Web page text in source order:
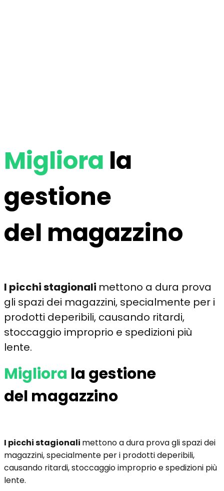
Migliora la
gestione
del magazzino
I picchi stagionali mettono a dura prova
gli spazi dei magazzini, specialmente per i
prodotti deperibili, causando ritardi,
stoccaggio improprio e spedizioni più
lente.
Migliora la gestione
del magazzino
I picchi stagionali mettono a dura prova gli spazi dei
magazzini, specialmente per i prodotti deperibili,
causando ritardi, stoccaggio improprio e spedizioni più
lente.